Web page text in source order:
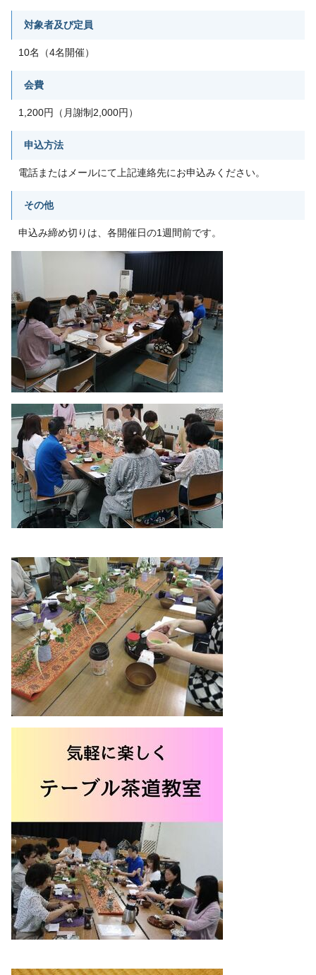
対象者及び定員
10名（4名開催）
会費
1,200円（月謝制2,000円）
申込方法
電話またはメールにて上記連絡先にお申込みください。
その他
申込み締め切りは、各開催日の1週間前です。